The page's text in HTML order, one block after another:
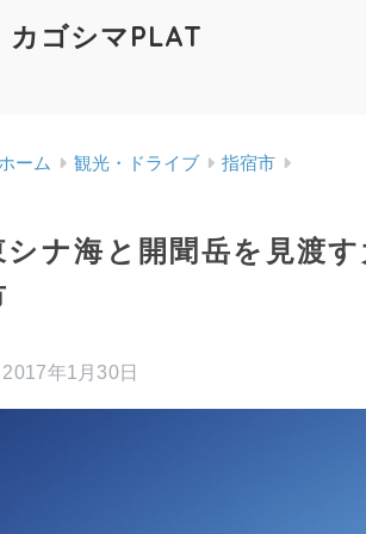
カゴシマPLAT
ーム 観光・ドライブ 指宿市
シナ海と開聞岳を見渡
2017年1月30日